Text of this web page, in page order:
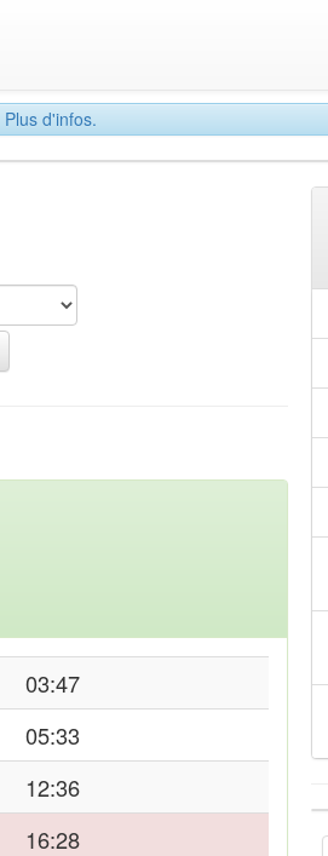
Plus d'infos.
03:47
05:33
12:36
16:28